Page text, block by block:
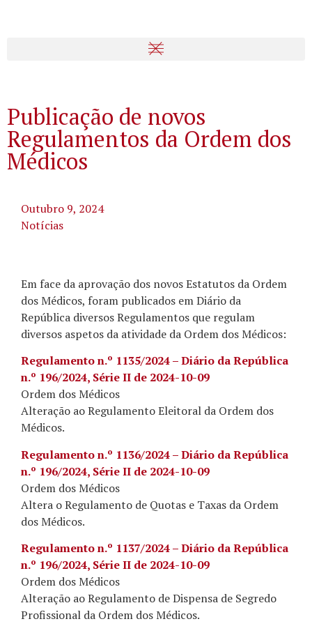
Publicação de novos
Regulamentos da Ordem dos
Médicos
Outubro 9, 2024
Notícias
Em face da aprovação dos novos Estatutos da Ordem
dos Médicos, foram publicados em Diário da
República diversos Regulamentos que regulam
diversos aspetos da atividade da Ordem dos Médicos:
Regulamento n.º 1135/2024 – Diário da República
n.º 196/2024, Série II de 2024-10-09
Ordem dos Médicos
Alteração ao Regulamento Eleitoral da Ordem dos
Médicos.
Regulamento n.º 1136/2024 – Diário da República
n.º 196/2024, Série II de 2024-10-09
Ordem dos Médicos
Altera o Regulamento de Quotas e Taxas da Ordem
dos Médicos.
Regulamento n.º 1137/2024 – Diário da República
n.º 196/2024, Série II de 2024-10-09
Ordem dos Médicos
Alteração ao Regulamento de Dispensa de Segredo
Profissional da Ordem dos Médicos.